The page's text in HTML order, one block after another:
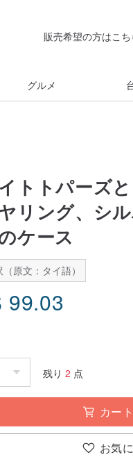
販売希望の方はこち
グルメ
トトパーズ
リング、シ
ケース
原文：タイ語）
99.03
残り 2 点
カー
お気